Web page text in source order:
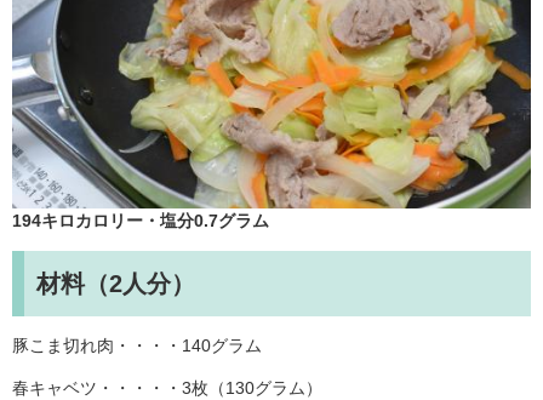
194キロカロリー・塩分0.7グラム
材料（2人分）
豚こま切れ肉・・・・140グラム
春キャベツ・・・・・3枚（130グラム）